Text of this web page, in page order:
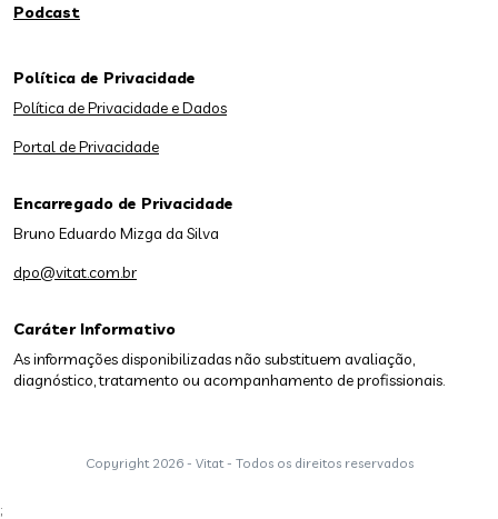
Podcast
Caráter Informativo
As informações disponibilizadas não substituem avaliação,
diagnóstico, tratamento ou acompanhamento de profissionais.
Política de Privacidade
Política de Privacidade e Dados
Portal de Privacidade
Encarregado de Privacidade
Bruno Eduardo Mizga da Silva
dpo@vitat.com.br
Copyright 2026 - Vitat - Todos os direitos reservados
;